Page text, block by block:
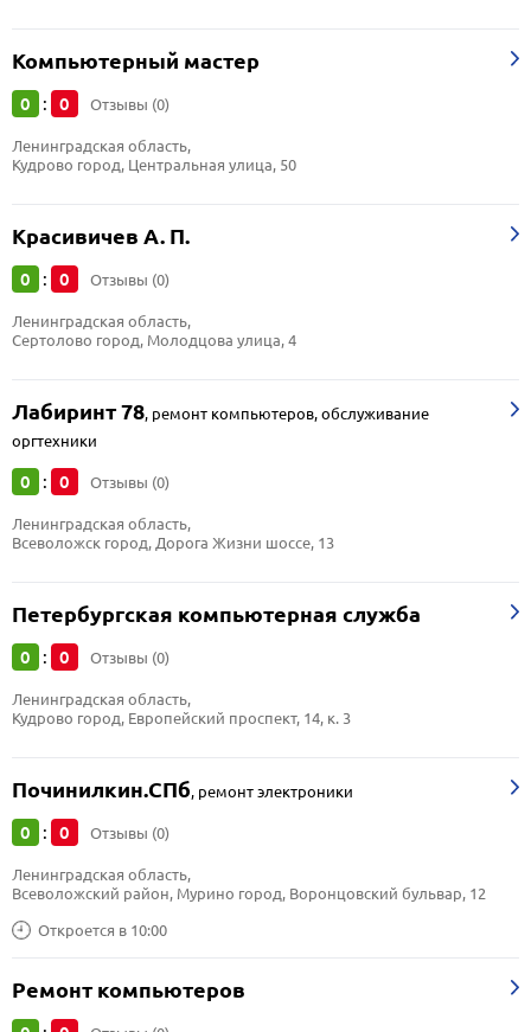
Компьютерный мастер
0 : 0 Отзывы (0)
Ленинградская область,
Кудрово город, Центральная улица, 50
Красивичев А. П.
0 : 0 Отзывы (0)
Ленинградская область,
Сертолово город, Молодцова улица, 4
Лабиринт 78, ремонт компьютеров, обслуживание
оргтехники
0 : 0 Отзывы (0)
Ленинградская область,
Всеволожск город, Дорога Жизни шоссе, 13
Петербургская компьютерная служба
0 : 0 Отзывы (0)
Ленинградская область,
Кудрово город, Европейский проспект, 14, к. 3
Починилкин.СПб, ремонт электроники
0 : 0 Отзывы (0)
Откроется в 10:00
Ленинградская область,
Всеволожский район, Мурино город, Воронцовский бульвар, 12
Ремонт компьютеров